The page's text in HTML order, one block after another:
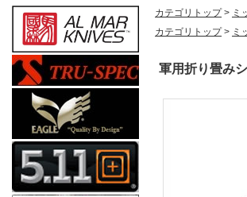
カテゴリトップ> ミ
カテゴリトップ> ミ
軍用折り畳み